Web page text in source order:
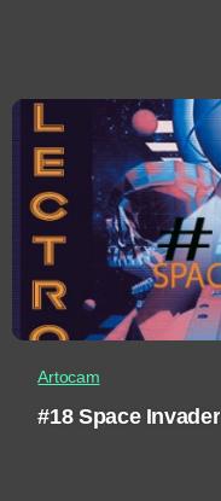
Artocam
#18 Space Invader